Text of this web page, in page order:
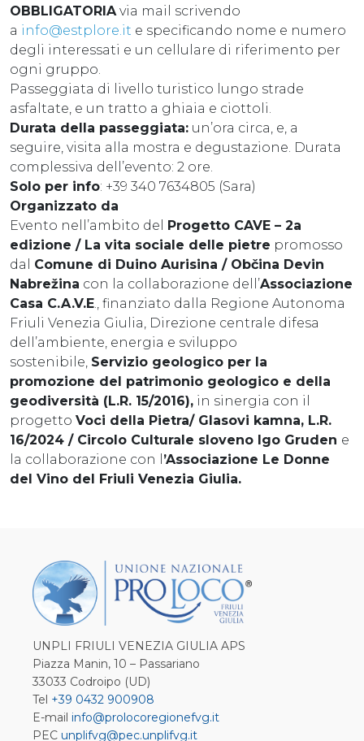
OBBLIGATORIA via mail scrivendo
a info@estplore.it e specificando nome e numero
degli interessati e un cellulare di riferimento per
ogni gruppo.
Passeggiata di livello turistico lungo strade
asfaltate, e un tratto a ghiaia e ciottoli.
Durata della passeggiata: un’ora circa, e, a
seguire, visita alla mostra e degustazione. Durata
complessiva dell’evento: 2 ore.
Solo per info: +39 340 7634805 (Sara)
Organizzato da
Evento nell’ambito del Progetto CAVE – 2a
edizione / La vita sociale delle pietre promosso
dal Comune di Duino Aurisina / Občina Devin
Nabrežina con la collaborazione dell’Associazione
Casa C.A.V.E ., finanziato dalla Regione Autonoma
Friuli Venezia Giulia, Direzione centrale difesa
dell’ambiente, energia e sviluppo
sostenibile, Servizio geologico per la
promozione del patrimonio geologico e della
geodiversità (L.R. 15/2016), in sinergia con il
progetto Voci della Pietra/ Glasovi kamna, L.R.
16/2024 / Circolo Culturale sloveno Igo Gruden e
la collaborazione con l ’Associazione Le Donne
del Vino del Friuli Venezia Giulia.
UNPLI FRIULI VENEZIA GIULIA APS
Piazza Manin, 10 – Passariano
33033 Codroipo (UD)
Tel +39 0432 900908
E-mail info@prolocoregionefvg.it
PEC unplifvg@pec.unplifvg.it